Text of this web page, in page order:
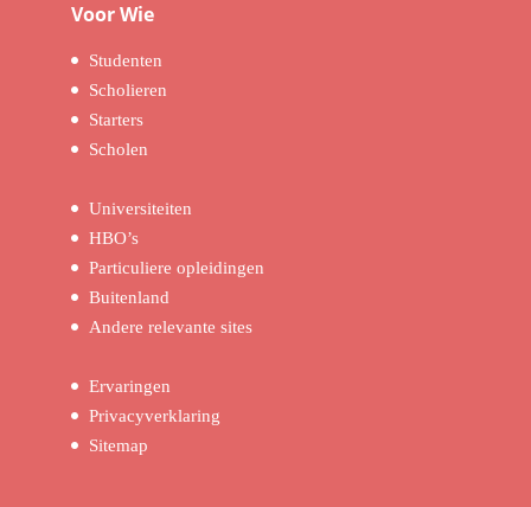
Voor Wie
Studenten
Scholieren
Starters
Scholen
Universiteiten
HBO’s
Particuliere opleidingen
Buitenland
Andere relevante sites
Ervaringen
Privacyverklaring
Sitemap